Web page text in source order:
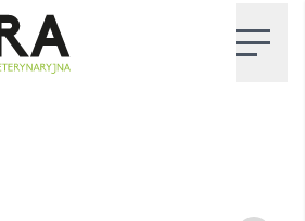
Weterynaryjna
Cytologia